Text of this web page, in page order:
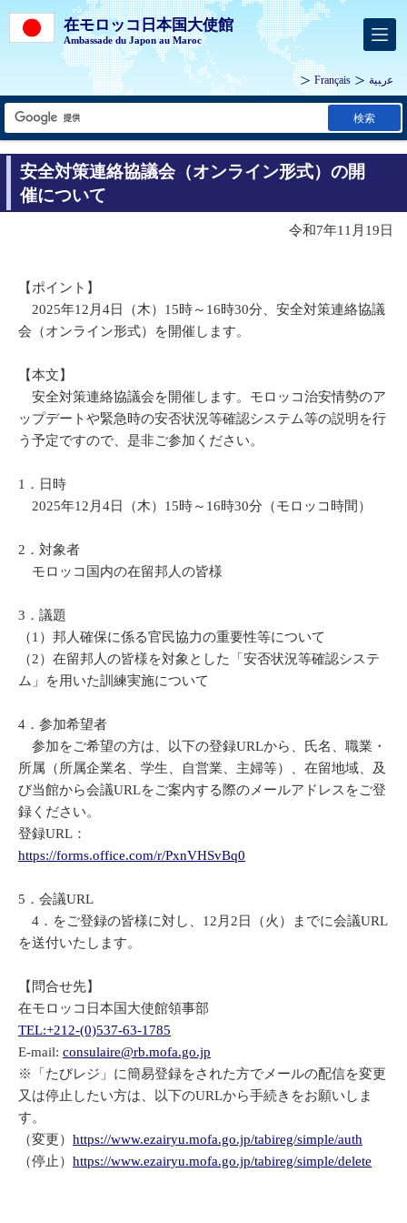
在モロッコ日本国大使館
Ambassade du Japon au Maroc
Français ﻋرﺒﻴﺔ
検索
安全対策連絡協議会（オンライン形式）の開
催について
令和7年11月19日
【ポイント】
2025年12月4日（木）15時～16時30分、安全対策連絡協議
会（オンライン形式）を開催します。
【本文】
安全対策連絡協議会を開催します。モロッコ治安情勢のア
ップデートや緊急時の安否状況等確認システム等の説明を行
う予定ですので、是非ご参加ください。
1．日時
2025年12月4日（木）15時～16時30分（モロッコ時間）
2．対象者
モロッコ国内の在留邦人の皆様
3．議題
（1）邦人確保に係る官民協力の重要性等について
（2）在留邦人の皆様を対象とした「安否状況等確認システ
ム」を用いた訓練実施について
4．参加希望者
参加をご希望の方は、以下の登録URLから、氏名、職業・
所属（所属企業名、学生、自営業、主婦等）、在留地域、及
び当館から会議URLをご案内する際のメールアドレスをご登
録ください。
登録URL：
https://forms.office.com/r/PxnVHSvBq0
5．会議URL
4．をご登録の皆様に対し、12月2日（火）までに会議URL
を送付いたします。
【問合せ先】
在モロッコ日本国大使館領事部
TEL:+212-(0)537-63-1785
E-mail: consulaire@rb.mofa.go.jp
※「たびレジ」に簡易登録をされた方でメールの配信を変更
又は停止したい方は、以下のURLから手続きをお願いしま
す。
（変更） https://www.ezairyu.mofa.go.jp/tabireg/simple/auth
（停止） https://www.ezairyu.mofa.go.jp/tabireg/simple/delete